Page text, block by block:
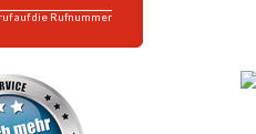
auf die Rufnummer